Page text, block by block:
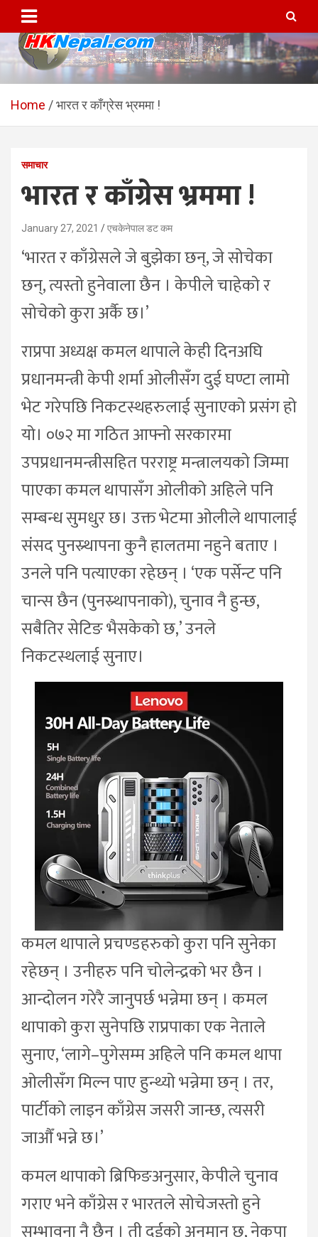
content
HKNepal.com – हङकङबाट
सञ्चालित पहिलो नेपाली अनलाईन
hknepal, hknepal.com, hk nepal, hk nepal com
Home भारत र काँग्रेस भ्रममा !
समाचार
भारत र काँग्रेस भ्रममा !
January 27, 2021 एचकेनेपाल डट कम
‘भारत र काँग्रेसले जे बुझेका छन्, जे सोचेका
छन्, त्यस्तो हुनेवाला छैन । केपीले चाहेको र
सोचेको कुरा अर्कै छ।’
राप्रपा अध्यक्ष कमल थापाले केही दिनअघि
प्रधानमन्त्री केपी शर्मा ओलीसँग दुई घण्टा लामो
भेट गरेपछि निकटस्थहरुलाई सुनाएको प्रसंग हो
यो। ०७२ मा गठित आफ्नो सरकारमा
उपप्रधानमन्त्रीसहित परराष्ट्र मन्त्रालयको जिम्मा
पाएका कमल थापासँग ओलीको अहिले पनि
सम्बन्ध सुमधुर छ। उक्त भेटमा ओलीले थापालाई
संसद पुनस्र्थापना कुनै हालतमा नहुने बताए ।
उनले पनि पत्याएका रहेछन् । ‘एक पर्सेन्ट पनि
चान्स छैन (पुनस्र्थापनाको), चुनाव नै हुन्छ,
सबैतिर सेटिङ भैसकेको छ,’ उनले
निकटस्थलाई सुनाए।
कमल थापाले प्रचण्डहरुको कुरा पनि सुनेका
रहेछन् । उनीहरु पनि चोलेन्द्रको भर छैन ।
आन्दोलन गरेरै जानुपर्छ भन्नेमा छन् । कमल
थापाको कुरा सुनेपछि राप्रपाका एक नेताले
सुनाए, ‘लागे–पुगेसम्म अहिले पनि कमल थापा
ओलीसँग मिल्न पाए हुन्थ्यो भन्नेमा छन् । तर,
पार्टीको लाइन काँग्रेस जसरी जान्छ, त्यसरी
जाऔँ भन्ने छ।’
कमल थापाको ब्रिफिङअनुसार, केपीले चुनाव
गराए भने काँग्रेस र भारतले सोचेजस्तो हुने